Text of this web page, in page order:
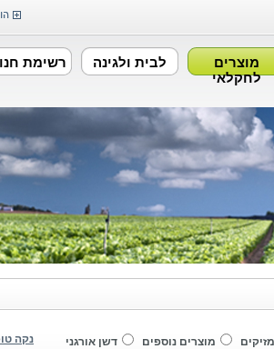
מוצרים
לחקלאי
לבית ולגינה רשימת
מוצרים נוספים דשן אורגני נקה